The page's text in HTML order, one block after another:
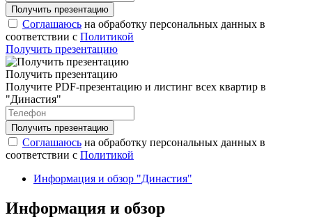
Соглашаюсь на обработку персональных данных в
соответствии с Политикой
Получить презентацию
Получить презентацию
Получите PDF-презентацию и листинг всех квартир в
"Династия"
Соглашаюсь на обработку персональных данных в
соответствии с Политикой
Информация и обзор "Династия"
Информация и обзор